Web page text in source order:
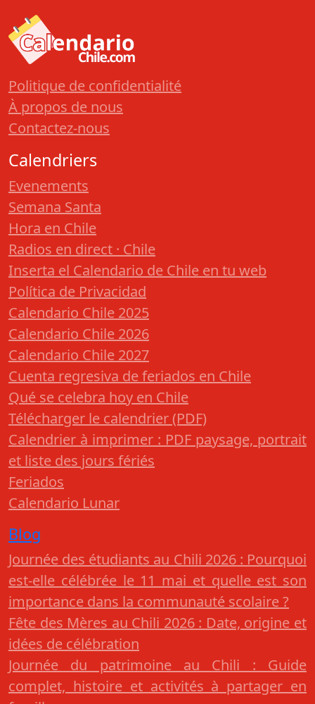
Politique de confidentialité
À propos de nous
Contactez-nous
Calendriers
Evenements
Semana Santa
Hora en Chile
Radios en direct · Chile
Inserta el Calendario de Chile en tu web
Política de Privacidad
Calendario Chile 2025
Calendario Chile 2026
Calendario Chile 2027
Cuenta regresiva de feriados en Chile
Qué se celebra hoy en Chile
Télécharger le calendrier (PDF)
Calendrier à imprimer : PDF paysage, portrait
et liste des jours fériés
Feriados
Calendario Lunar
Blog
Journée des étudiants au Chili 2026 : Pourquoi
est-elle célébrée le 11 mai et quelle est son
importance dans la communauté scolaire ?
Fête des Mères au Chili 2026 : Date, origine et
idées de célébration
Journée du patrimoine au Chili : Guide
complet, histoire et activités à partager en